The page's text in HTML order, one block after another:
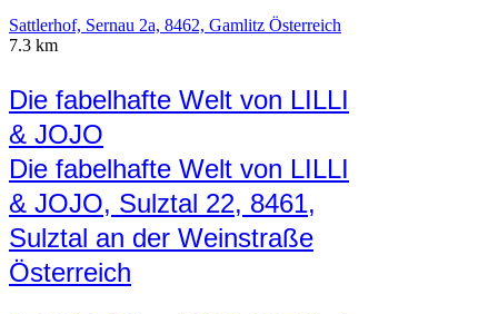
Sattlerhof, Sernau 2a, 8462, Gamlitz Österreich
7.3 km
Die fabelhafte Welt von LILLI
& JOJO
Die fabelhafte Welt von LILLI
& JOJO, Sulztal 22, 8461,
Sulztal an der Weinstraße
Österreich